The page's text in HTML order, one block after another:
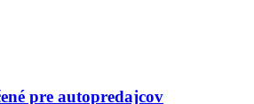
pre autopredajcov